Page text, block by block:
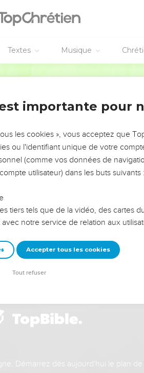
Textes Musique
!
leur vision. Mais on voit
même que ce sont
sur les erreurs
afin que leurs erreurs
groupe ou une famille,
Démarrez dès aujourd'hui le plan
importante pour
les cookies », vous acceptez que
ou l'identifiant unique de votre
(comme vos données de
utilisateur) dans les buts suivants :
tiers tels que de la vidéo, des cartes
notre service de relation aux
Accepter tous les cookies
Tout refuser